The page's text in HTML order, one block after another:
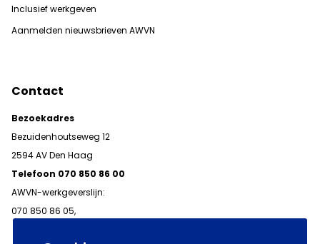
Inclusief werkgeven
Aanmelden nieuwsbrieven AWVN
Contact
Bezoekadres
Bezuidenhoutseweg 12
2594 AV Den Haag
Telefoon 070 850 86 00
AWVN-werkgeverslijn:
070 850 86 05,